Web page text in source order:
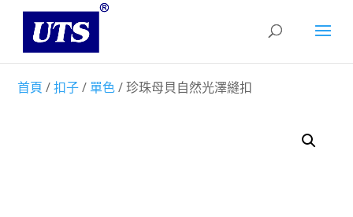
首頁 /扣子/ 單色/ 珍珠母貝自然光澤縫扣